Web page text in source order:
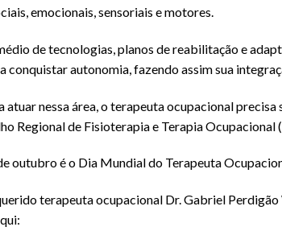
emocionais, sensoriais e motores.
de tecnologias, planos de reabilitação e
conquistar autonomia, fazendo assim sua
atuar nessa área, o terapeuta ocupacional
Regional de Fisioterapia e Terapia Ocupacional
outubro é o Dia Mundial do Terapeuta
terapeuta ocupacional Dr. Gabriel